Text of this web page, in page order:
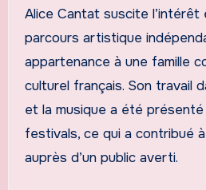
Alice Cantat suscite l’intérêt
parcours artistique
appartenance à une famille
culturel français. Son travail
et la musique a été
festivals, ce qui a contribué
auprès d’un public averti.